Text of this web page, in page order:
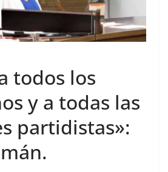
todos los
y a todas las
partidistas»: